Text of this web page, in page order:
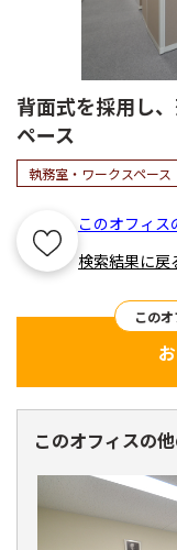
背面式を採用し
ペース
執務室・ワークスペース
このオフィス
検索結果に戻
この
このオフィスの